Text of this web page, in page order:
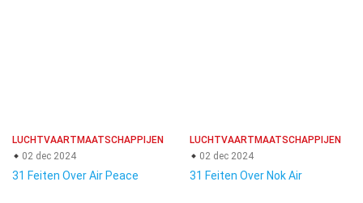
LUCHTVAARTMAATSCHAPPIJEN
02 dec 2024
31 Feiten Over Air Peace
LUCHTVAARTMAATSCHAPPIJEN
02 dec 2024
31 Feiten Over Nok Air